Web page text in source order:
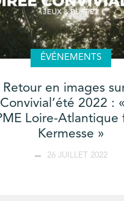
ÉVÉNEMENTS
Retour en images
Convivial’été 2022 :
Loire-Atlantique
Kermesse »
26 JUILLET 2022